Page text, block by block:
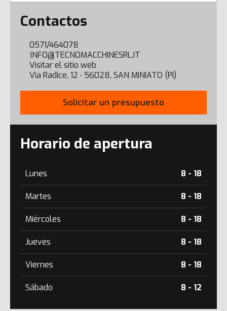
Error here
Contactos
0571/464078
INFO@TECNOMACCHINESRL.IT
Visitar el sitio web
Via Radice, 12 ∙ 56028, SAN MINIATO (PI)
Solicitar un presupuesto
Horario de apertura
Lunes 8 - 18
Martes 8 - 18
Miércoles 8 - 18
Jueves 8 - 18
Viernes 8 - 18
Sábado 8 - 12